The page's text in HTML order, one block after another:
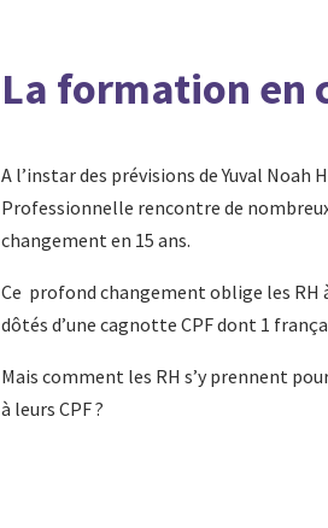
La formation en
A l’instar des prévisions de Yuval
Professionnelle rencontre de
changement en 15 ans.
Ce profond changement oblige les RH
dôtés d’une cagnotte CPF dont 1
Mais comment les RH s’y prennent
à leurs CPF ?